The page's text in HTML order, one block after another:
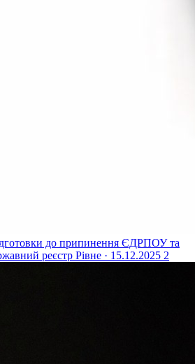
до припинення ЄДРПОУ та
реєстр Рівне · 15.12.2025 2